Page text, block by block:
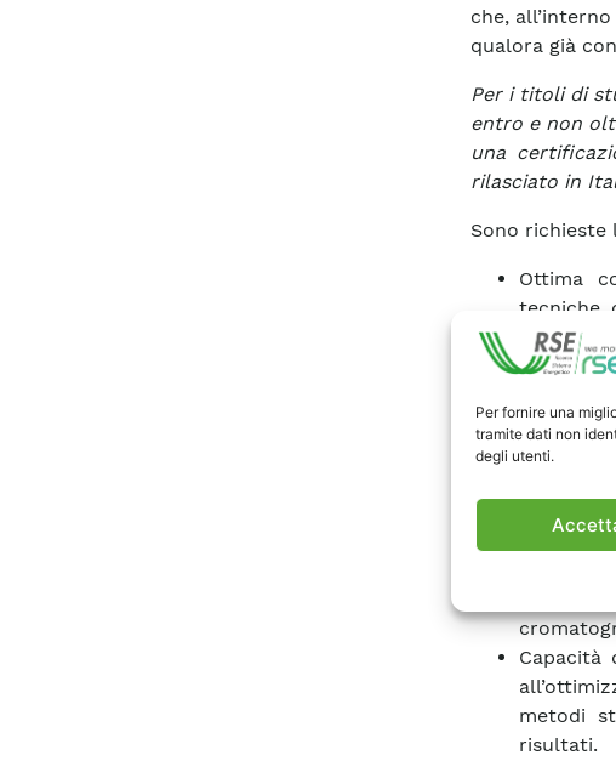
Per fornire una
tramite dati non
degli utenti.
che,
qualora già
Per i titoli di
entro e non
una
rilasciato in
Sono richieste
Ottima
tecniche
esempio
metodi
risultati.